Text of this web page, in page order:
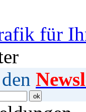
für